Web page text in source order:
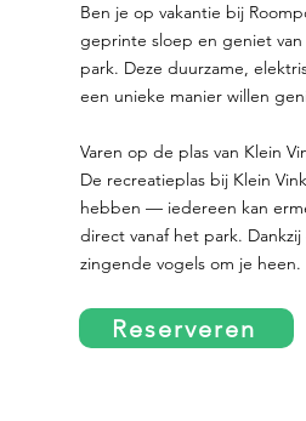
Ben je op vakantie bij
geprinte sloep en geniet
park. Deze duurzame,
een unieke manier willen
Varen op de plas van Klein
De recreatieplas bij Klein
hebben — iedereen kan
direct vanaf het park.
zingende vogels om je heen.
Reserveren